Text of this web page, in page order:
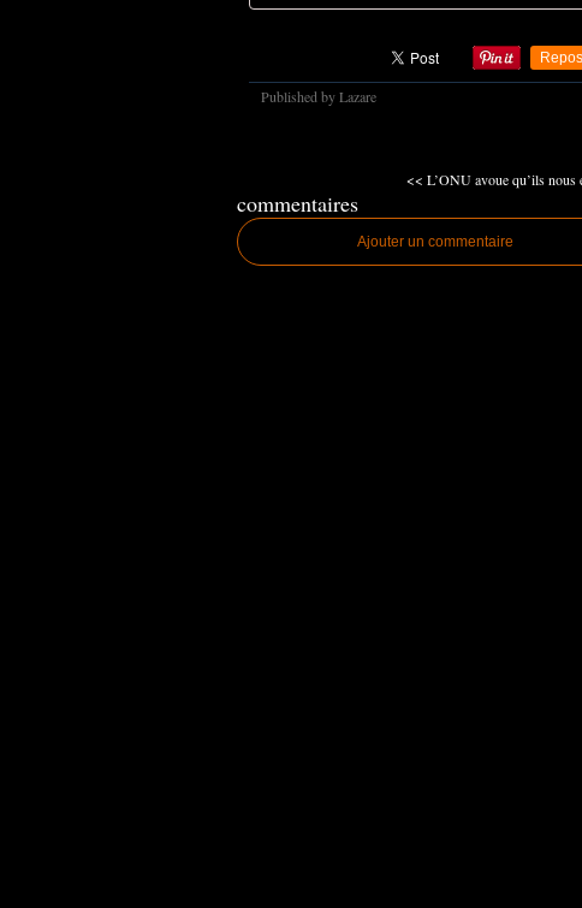
Published by Lazare
<< L’ONU avoue qu’ils nous
commentaires
Ajouter un commentaire